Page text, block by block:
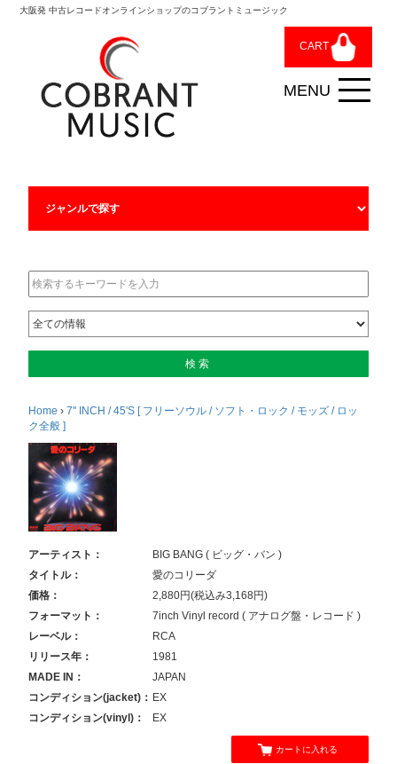
大阪発 中古レコードオンラインショップのコブラントミュージック
CART
Home ›7'' INCH / 45'S [ フリーソウル / ソフト・ロック / モッズ / ロッ
ク全般 ]
アーティスト：
BIG BANG ( ビッグ・バン )
タイトル：
愛のコリーダ
価格：
2,880円(税込み3,168円)
フォーマット：
7inch Vinyl record ( アナログ盤・レコード )
レーベル：
RCA
リリース年：
1981
MADE IN：
JAPAN
コンディション(jacket)： EX
コンディション(vinyl)：
EX
カートに入れる